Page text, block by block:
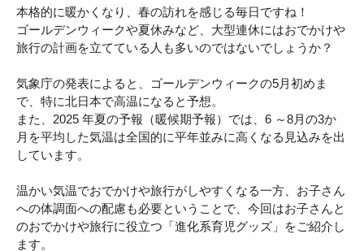
本格的に暖かくなり、春の訪れを感じる毎日ですね！
ゴールデンウィークや夏休みなど、大型連休にはおでかけや
旅行の計画を立てている人も多いのではないでしょうか？
気象庁の発表によると、ゴールデンウィークの5月初めま
で、特に北日本で高温になると予想。
また、2025 年夏の予報（暖候期予報）では、6 ～8月の3か
月を平均した気温は全国的に平年並みに高くなる見込みを出
しています。
温かい気温でおでかけや旅行がしやすくなる一方、お子さん
への体調面への配慮も必要ということで、今回はお子さんと
のおでかけや旅行に役立つ「進化系育児グッズ」をご紹介し
ます。